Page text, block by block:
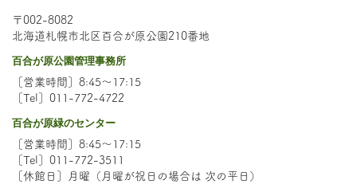
〒002-8082
北海道札幌市北区百合が原公園210番地
百合が原公園管理事務所
［営業時間］8:45～17:15
［Tel］011-772-4722
百合が原緑のセンター
［営業時間］8:45～17:15
［Tel］011-772-3511
［休館日］月曜（月曜が祝日の場合は 次の平日）